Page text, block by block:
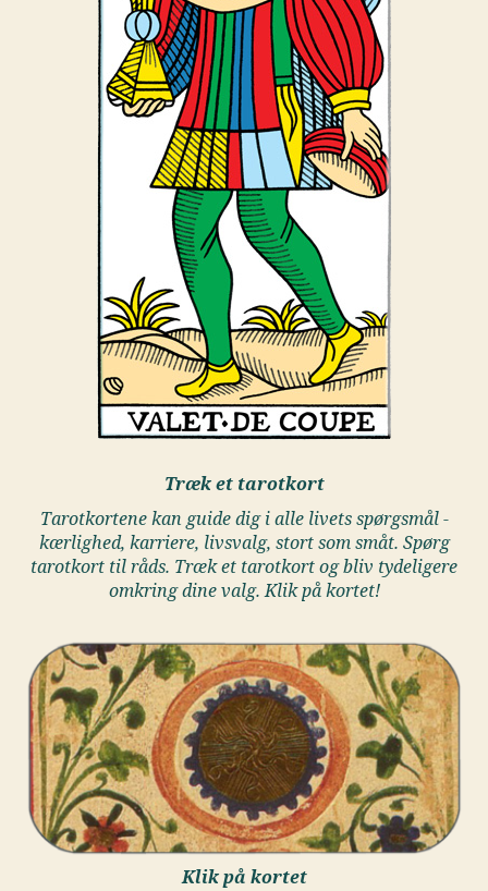
Træk et tarotkort
Tarotkortene kan guide dig i alle livets spørgsmål -
kærlighed, karriere, livsvalg, stort som småt. Spørg
tarotkort til råds. Træk et tarotkort og bliv tydeligere
omkring dine valg. Klik på kortet!
Klik på kortet